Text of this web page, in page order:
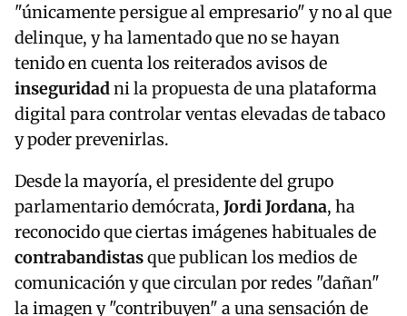
"únicamente persigue al empresario" y no al que
delinque, y ha lamentado que no se hayan
tenido en cuenta los reiterados avisos de
inseguridad ni la propuesta de una plataforma
digital para controlar ventas elevadas de tabaco
y poder prevenirlas.
Desde la mayoría, el presidente del grupo
parlamentario demócrata, Jordi Jordana, ha
reconocido que ciertas imágenes habituales de
contrabandistasque publican los medios de
comunicación y que circulan por redes "dañan"
la imagen y "contribuyen" a una sensación de